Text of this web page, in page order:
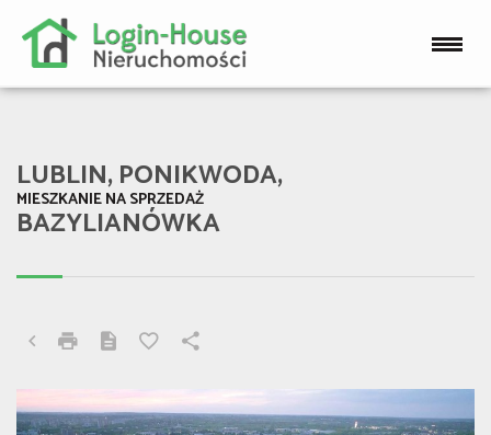
LUBLIN, PONIKWODA,
BAZYLIANÓWKA
MIESZKANIE NA SPRZEDAŻ